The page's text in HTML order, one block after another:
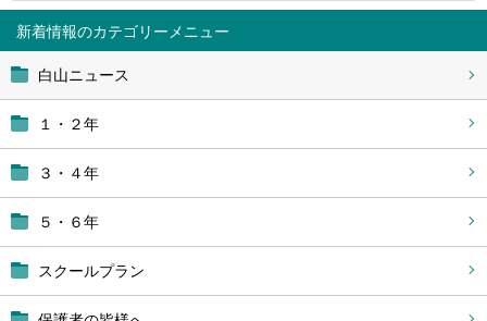
新着情報
白山ニュース
１・２年
３・４年
５・６年
スクールプラン